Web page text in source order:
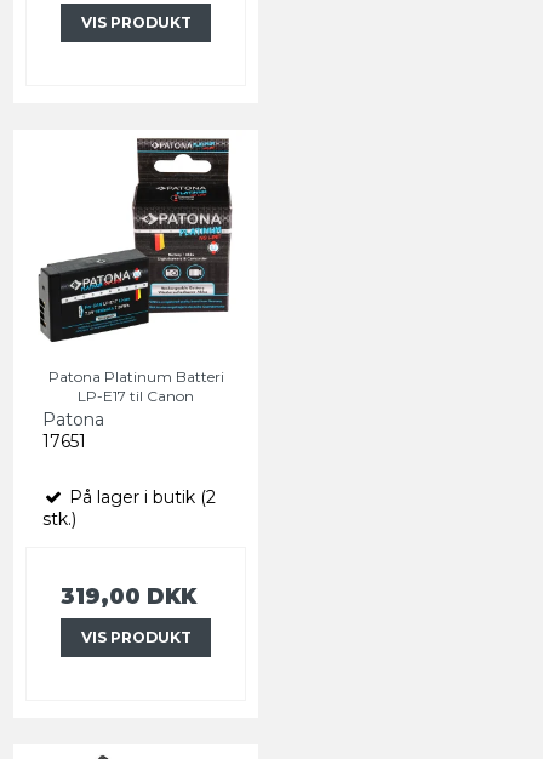
VIS PRODUKT
Patona Platinum Batteri
LP-E17 til Canon
Patona
17651
På lager i butik (2
stk.)
319,00 DKK
VIS PRODUKT